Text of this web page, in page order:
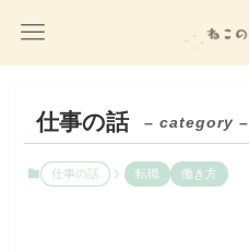
仕事の話 – category –
仕事の話 転職 働き方